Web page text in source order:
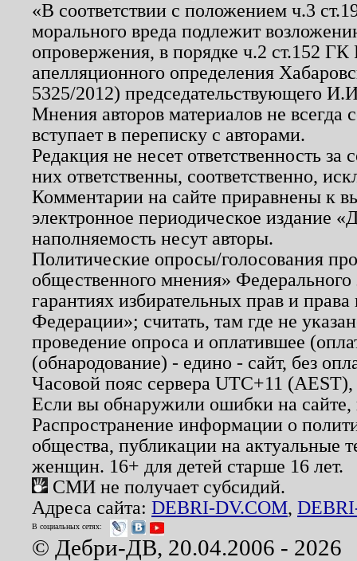
«В соответствии с положением ч.3
морального вреда подлежит
опровержения, в порядке ч.2 ст.152
апелляционного определения
5325/2012) председательствующего
Мнения авторов материалов не
вступает в переписку с авторами.
Редакция не несет ответственность
них ответственны, соответственно,
Комментарии на сайте приравнены к
электронное периодическое издание
наполняемость несут авторы.
Политические опросы/голосования
общественного мнения»
гарантиях избирательных прав и
Федерации»; считать, там где не
проведение опроса и оплатившее
(обнародование) - едино - сайт, без
Часовой пояс сервера UTC+11
Если вы обнаружили ошибки на
Распространение информации о
общества, публикации на актуальные
женщин. 16+ для детей старше 16 лет.
СМИ не получает субсидий.
Адреса сайта: DEBRI-DV.COM,
В социальных сетях:
© Дебри-ДВ, 20.04.2006 - 2026